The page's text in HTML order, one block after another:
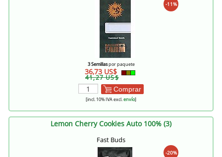
-11%
3 Semillaspor paquete
36,73 US$
41,27 US$
Comprar
[incl. 10% IVA excl.envío]
Lemon Cherry Cookies Auto 100% (3)
Fast Buds
-20%